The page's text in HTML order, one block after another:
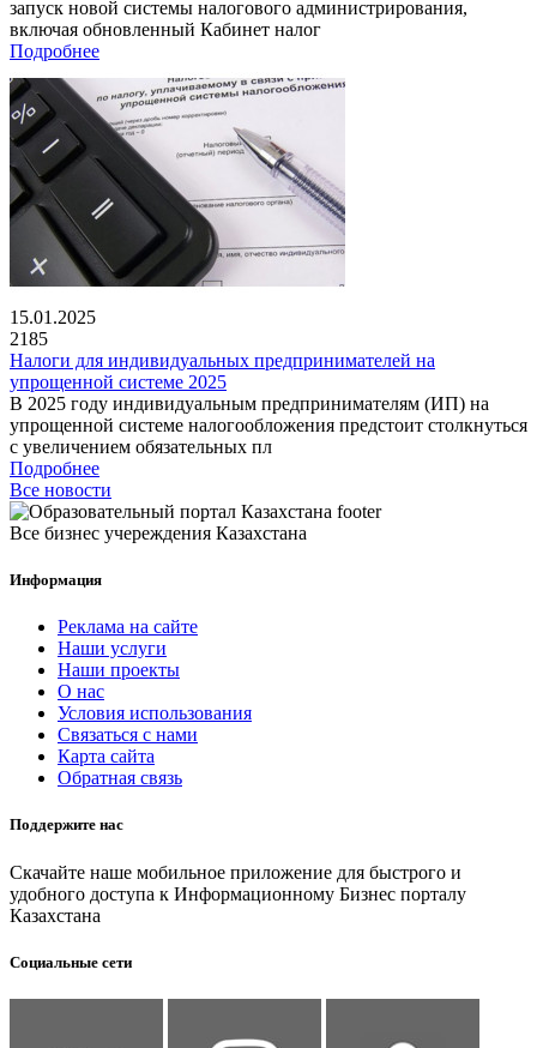
запуск новой системы налогового администрирования,
включая обновленный Кабинет налог
Подробнее
15.01.2025
2185
Налоги для индивидуальных предпринимателей на
упрощенной системе 2025
В 2025 году индивидуальным предпринимателям (ИП) на
упрощенной системе налогообложения предстоит столкнуться
с увеличением обязательных пл
Подробнее
Все новости
Все бизнес учереждения Казахстана
Информация
Реклама на сайте
Наши услуги
Наши проекты
О нас
Условия использования
Связаться с нами
Карта сайта
Обратная связь
Поддержите нас
Скачайте наше мобильное приложение для быстрого и
удобного доступа к Информационному Бизнес порталу
Казахстана
Социальные сети